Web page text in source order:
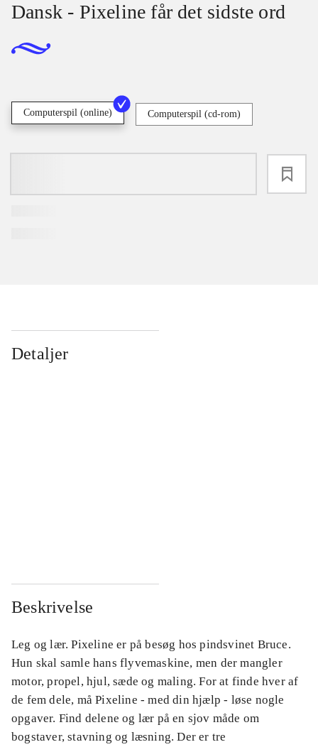
Dansk - Pixeline får det sidste ord
Computerspil (online) Computerspil (cd-rom)
Detaljer
Beskrivelse
Leg og lær. Pixeline er på besøg hos pindsvinet Bruce.
Hun skal samle hans flyvemaskine, men der mangler
motor, propel, hjul, sæde og maling. For at finde hver af
de fem dele, må Pixeline - med din hjælp - løse nogle
opgaver. Find delene og lær på en sjov måde om
bogstaver, stavning og læsning. Der er tre